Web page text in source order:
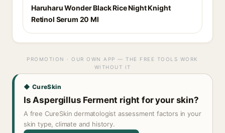
Haruharu Wonder Black Rice Night Knight
Retinol Serum 20 Ml
PROMOTION · OUR OWN APP — THE FREE TOOLS WORK
WITHOUT IT
◆ CureSkin
Is Aspergillus Ferment right for your skin?
A free CureSkin dermatologist assessment factors in your
skin type, climate and history.